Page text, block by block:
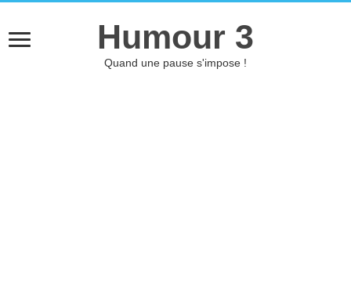
Humour 3
Quand une pause s'impose !